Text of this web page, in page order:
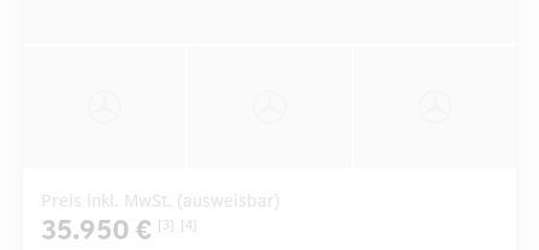
Preis inkl. MwSt. (ausweisbar)
35.950 € [3] [4]